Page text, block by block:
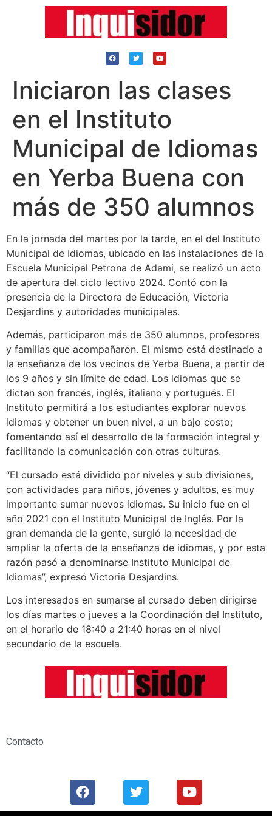
Iniciaron las clases
en el Instituto
Municipal de Idiomas
en Yerba Buena con
más de 350 alumnos
En la jornada del martes por la tarde, en el del Instituto
Municipal de Idiomas, ubicado en las instalaciones de la
Escuela Municipal Petrona de Adami, se realizó un acto
de apertura del ciclo lectivo 2024. Contó con la
presencia de la Directora de Educación, Victoria
Desjardins y autoridades municipales.
Además, participaron más de 350 alumnos, profesores
y familias que acompañaron. El mismo está destinado a
la enseñanza de los vecinos de Yerba Buena, a partir de
los 9 años y sin límite de edad. Los idiomas que se
dictan son francés, inglés, italiano y portugués. El
Instituto permitirá a los estudiantes explorar nuevos
idiomas y obtener un buen nivel, a un bajo costo;
fomentando así el desarrollo de la formación integral y
facilitando la comunicación con otras culturas.
“El cursado está dividido por niveles y sub divisiones,
con actividades para niños, jóvenes y adultos, es muy
importante sumar nuevos idiomas. Su inicio fue en el
año 2021 con el Instituto Municipal de Inglés. Por la
gran demanda de la gente, surgió la necesidad de
ampliar la oferta de la enseñanza de idiomas, y por esta
razón pasó a denominarse Instituto Municipal de
Idiomas’’, expresó Victoria Desjardins.
Los interesados en sumarse al cursado deben dirigirse
los días martes o jueves a la Coordinación del Instituto,
en el horario de 18:40 a 21:40 horas en el nivel
secundario de la escuela.
Contacto